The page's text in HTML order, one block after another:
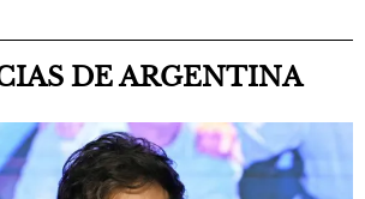
DE ARGENTINA